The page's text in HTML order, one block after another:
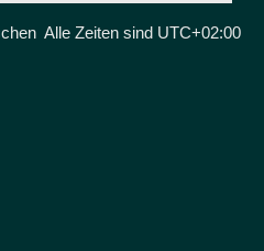
Alle Zeiten sind UTC+02:00